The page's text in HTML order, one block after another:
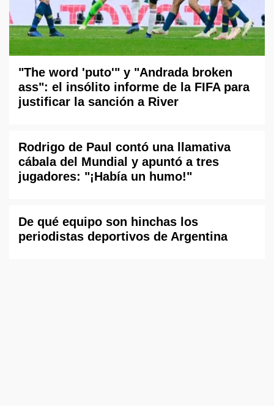
"The word 'puto'" y "Andrada broken
ass": el insólito informe de la FIFA para
justificar la sanción a River
Rodrigo de Paul contó una llamativa
cábala del Mundial y apuntó a tres
jugadores: "¡Había un humo!"
De qué equipo son hinchas los
periodistas deportivos de Argentina